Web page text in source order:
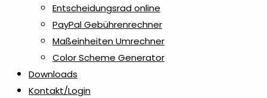
Entscheidungsrad online
PayPal Gebührenrechner
Maßeinheiten Umrechner
Color Scheme Generator
Downloads
Kontakt/Login